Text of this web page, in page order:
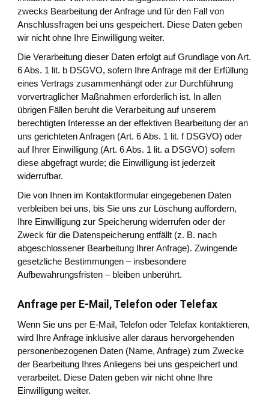
zwecks Bearbeitung der Anfrage und für den Fall von
Anschlussfragen bei uns gespeichert. Diese Daten geben
wir nicht ohne Ihre Einwilligung weiter.
Die Verarbeitung dieser Daten erfolgt auf Grundlage von Art.
6 Abs. 1 lit. b DSGVO, sofern Ihre Anfrage mit der Erfüllung
eines Vertrags zusammenhängt oder zur Durchführung
vorvertraglicher Maßnahmen erforderlich ist. In allen
übrigen Fällen beruht die Verarbeitung auf unserem
berechtigten Interesse an der effektiven Bearbeitung der an
uns gerichteten Anfragen (Art. 6 Abs. 1 lit. f DSGVO) oder
auf Ihrer Einwilligung (Art. 6 Abs. 1 lit. a DSGVO) sofern
diese abgefragt wurde; die Einwilligung ist jederzeit
widerrufbar.
Die von Ihnen im Kontaktformular eingegebenen Daten
verbleiben bei uns, bis Sie uns zur Löschung auffordern,
Ihre Einwilligung zur Speicherung widerrufen oder der
Zweck für die Datenspeicherung entfällt (z. B. nach
abgeschlossener Bearbeitung Ihrer Anfrage). Zwingende
gesetzliche Bestimmungen – insbesondere
Aufbewahrungsfristen – bleiben unberührt.
Anfrage per E-Mail, Telefon oder Telefax
Wenn Sie uns per E-Mail, Telefon oder Telefax kontaktieren,
wird Ihre Anfrage inklusive aller daraus hervorgehenden
personenbezogenen Daten (Name, Anfrage) zum Zwecke
der Bearbeitung Ihres Anliegens bei uns gespeichert und
verarbeitet. Diese Daten geben wir nicht ohne Ihre
Einwilligung weiter.